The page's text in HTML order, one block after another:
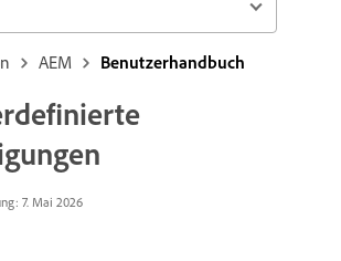
AEM Benutzerhandbuch
7. Mai 2026